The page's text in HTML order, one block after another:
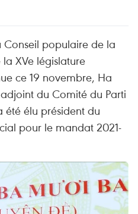
Conseil populaire de la
XVe législature
ce 19 novembre, Ha
du Comité du Parti
élu président du
pour le mandat 2021-